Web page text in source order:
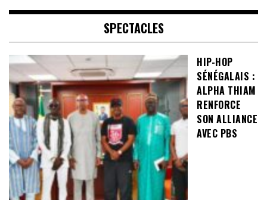
SPECTACLES
HIP-HOP
SÉNÉGALAIS :
ALPHA THIAM
RENFORCE
SON ALLIANCE
AVEC PBS